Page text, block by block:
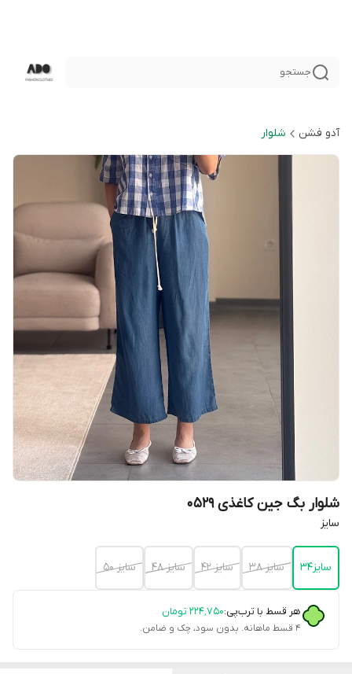
جستجو
آدو فشن شلوار
شلوار بگ جین کاغذی 0529
سایز
سایز34 سایز 38 سایز 42 سایز 48 سایز 50
هر قسط با ترب‌پی:۲۲۴٬۷۵۰ تومان
۴ قسط ماهانه. بدون سود، چک و ضامن.